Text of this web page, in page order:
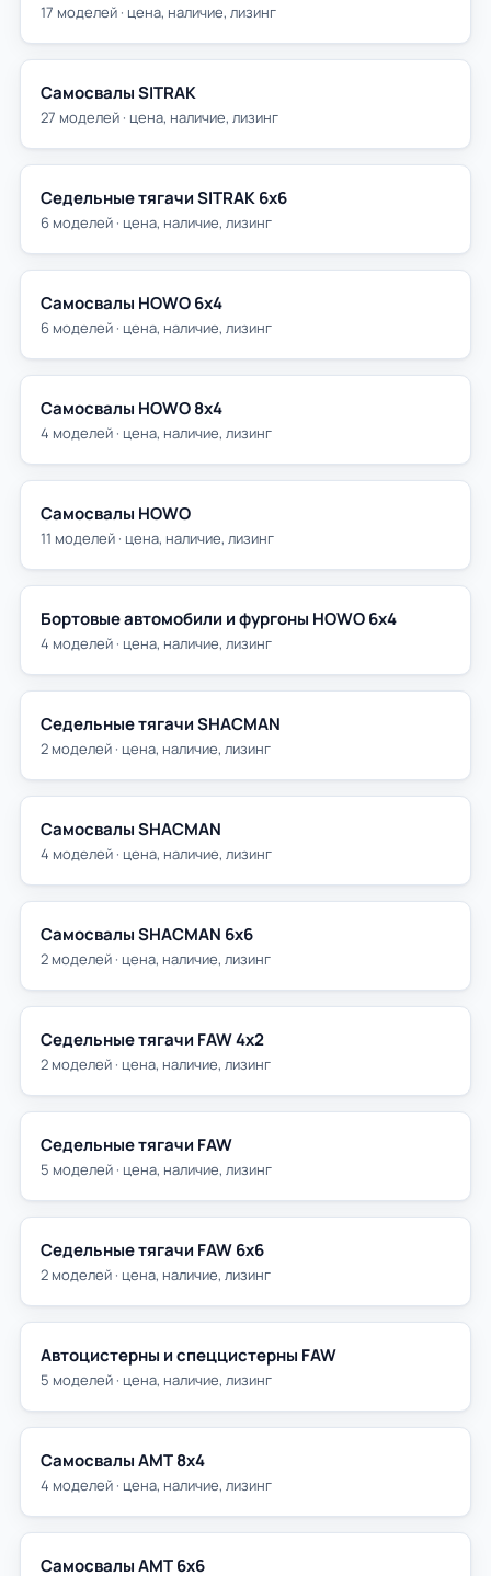
17 моделей · цена, наличие, лизинг
Самосвалы SITRAK
27 моделей · цена, наличие, лизинг
Седельные тягачи SITRAK 6х6
6 моделей · цена, наличие, лизинг
Самосвалы HOWO 6х4
6 моделей · цена, наличие, лизинг
Самосвалы HOWO 8х4
4 моделей · цена, наличие, лизинг
Самосвалы HOWO
11 моделей · цена, наличие, лизинг
Бортовые автомобили и фургоны HOWO 6х4
4 моделей · цена, наличие, лизинг
Седельные тягачи SHACMAN
2 моделей · цена, наличие, лизинг
Самосвалы SHACMAN
4 моделей · цена, наличие, лизинг
Самосвалы SHACMAN 6х6
2 моделей · цена, наличие, лизинг
Седельные тягачи FAW 4х2
2 моделей · цена, наличие, лизинг
Седельные тягачи FAW
5 моделей · цена, наличие, лизинг
Седельные тягачи FAW 6х6
2 моделей · цена, наличие, лизинг
Автоцистерны и спеццистерны FAW
5 моделей · цена, наличие, лизинг
Самосвалы АМТ 8х4
4 моделей · цена, наличие, лизинг
Самосвалы АМТ 6х6